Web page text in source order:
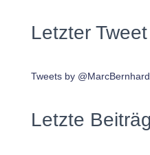
Letzter Tweet
Tweets by
Letzte